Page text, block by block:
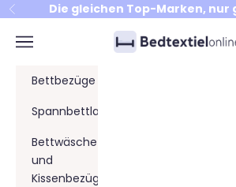
Zum Inhalt springen
Zurück Die gleichen Top-Marken, nur
Bedtextielonline
Menü
Bettbezüge
Spannbettlaken
Bettwäsche
und
Kissenbezüge